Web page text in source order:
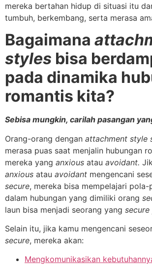
mereka bertahan hidup di situasi itu
tumbuh, berkembang, serta merasa
Bagaimana
styles bisa
pada dinamika
romantis kita?
Sebisa mungkin, carilah pasangan
Orang-orang dengan attachment style
merasa puas saat menjalin hubungan
mereka yang anxious atau avoidant.
anxious atau avoidant mengencani
secure, mereka bisa mempelajari
dalam hubungan yang dimiliki orang
laun bisa menjadi seorang yang secure
Selain itu, jika kamu mengencani
secure, mereka akan:
Mengkomunikasikan